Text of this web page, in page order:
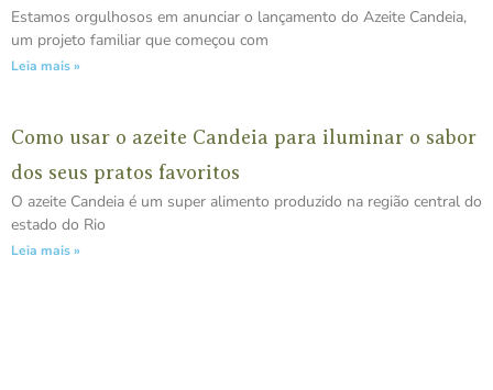
Estamos orgulhosos em anunciar o lançamento do Azeite Candeia,
um projeto familiar que começou com
Leia mais »
Como usar o azeite Candeia para iluminar o sabor
dos seus pratos favoritos
O azeite Candeia é um super alimento produzido na região central do
estado do Rio
Leia mais »